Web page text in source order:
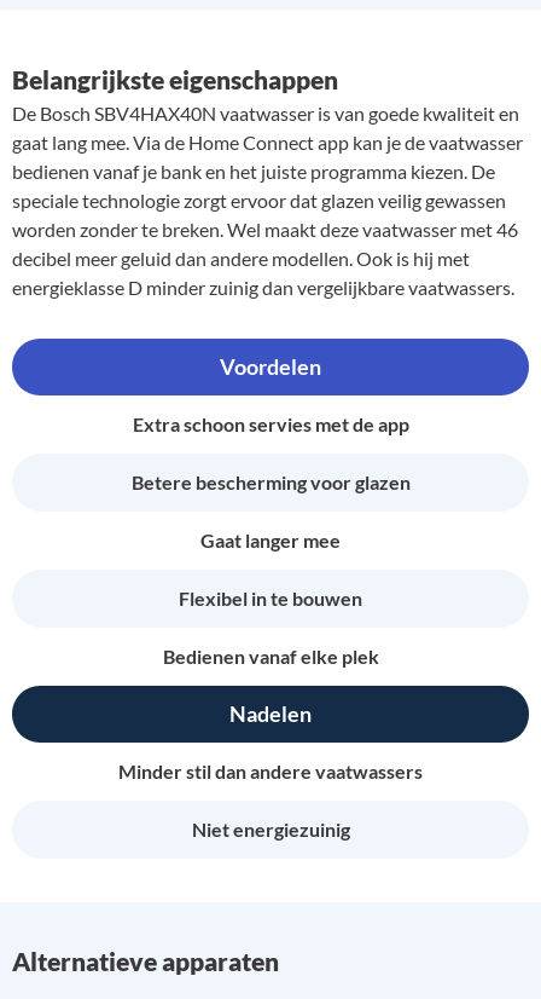
Belangrijkste eigenschappen
De Bosch SBV4HAX40N vaatwasser is van goede kwaliteit en
gaat lang mee. Via de Home Connect app kan je de vaatwasser
bedienen vanaf je bank en het juiste programma kiezen. De
speciale technologie zorgt ervoor dat glazen veilig gewassen
worden zonder te breken. Wel maakt deze vaatwasser met 46
decibel meer geluid dan andere modellen. Ook is hij met
energieklasse D minder zuinig dan vergelijkbare vaatwassers.
Voordelen
Extra schoon servies met de app
Betere bescherming voor glazen
Gaat langer mee
Flexibel in te bouwen
Bedienen vanaf elke plek
Nadelen
Minder stil dan andere vaatwassers
Niet energiezuinig
Alternatieve apparaten